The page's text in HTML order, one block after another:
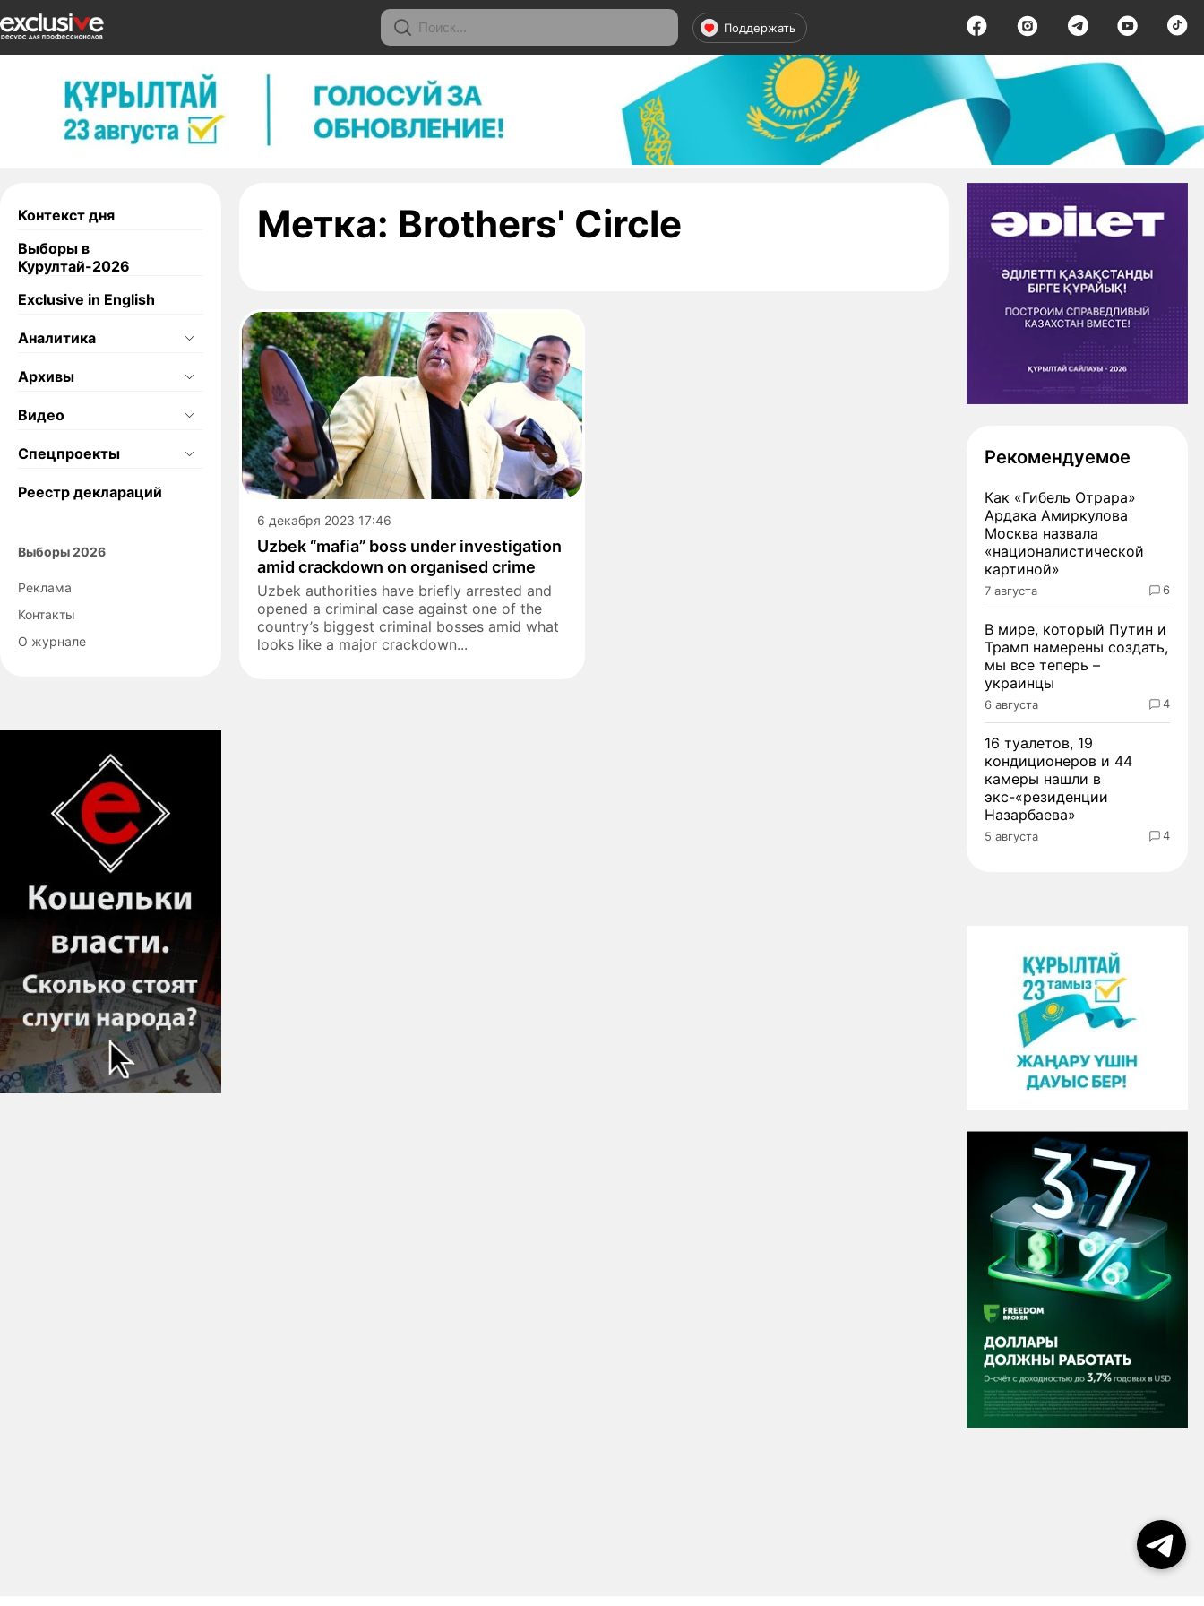
Поддержать
Контекст дня
Выборы в
Курултай-2026
Exclusive in English
Аналитика
Архивы
Видео
Спецпроекты
Реестр деклараций
Выборы 2026
Реклама
Контакты
О журнале
Метка: Brothers' Circle
6 декабря 2023 17:46
Uzbek “mafia” boss under investigation
amid crackdown on organised crime
Uzbek authorities have briefly arrested and
opened a criminal case against one of the
country’s biggest criminal bosses amid what
looks like a major crackdown...
Рекомендуемое
Как «Гибель Отрара»
Ардака Амиркулова
Москва назвала
«националистической
картиной»
7 августа 6
В мире, который Путин и
Трамп намерены создать,
мы все теперь –
украинцы
6 августа 4
16 туалетов, 19
кондиционеров и 44
камеры нашли в
экс-«резиденции
Назарбаева»
5 августа 4